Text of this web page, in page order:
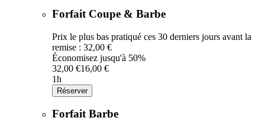
Forfait Coupe & Barbe
Prix le plus bas pratiqué ces 30 derniers jours avant la
remise : 32,00 €
Économisez jusqu'à 50%
32,00 €16,00 €
1h
Réserver
Forfait Barbe